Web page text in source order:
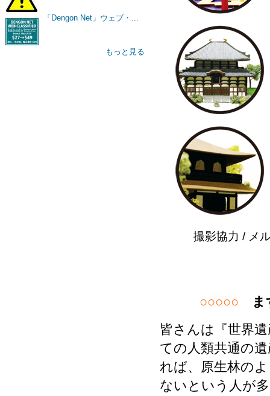
「Dengon Net」ウェブ・...
もっと見る
撮影協力 / メ
○○○○○ ま
皆さんは『世界
ての人類共通の
れば、原生林の
ないという人が